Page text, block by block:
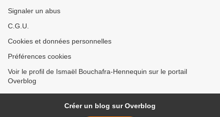
Signaler un abus
C.G.U.
Cookies et données personnelles
Préférences cookies
Voir le profil de Ismaël Bouchafra-Hennequin sur le portail
Overblog
Créer un blog sur Overblog